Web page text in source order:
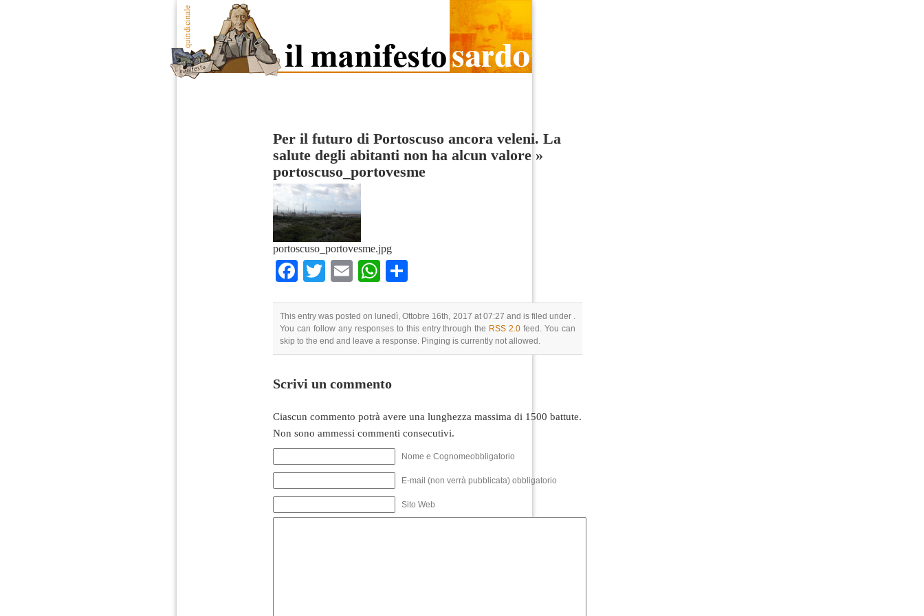
Per il futuro di Portoscuso ancora veleni. La
salute degli abitanti non ha alcun valore »
portoscuso_portovesme
portoscuso_portovesme.jpg
Facebook
TwitterEmailWhatsApp
This entry was posted on lunedì, Ottobre 16th, 2017 at 07:27 and is filed under .
You can follow any responses to this entry through the RSS 2.0 feed. You can
skip to the end and leave a response. Pinging is currently not allowed.
Scrivi un commento
Ciascun commento potrà avere una lunghezza massima di 1500 battute.
Non sono ammessi commenti consecutivi.
Nome e Cognomeobbligatorio
E-mail (non verrà pubblicata) obbligatorio
Sito Web